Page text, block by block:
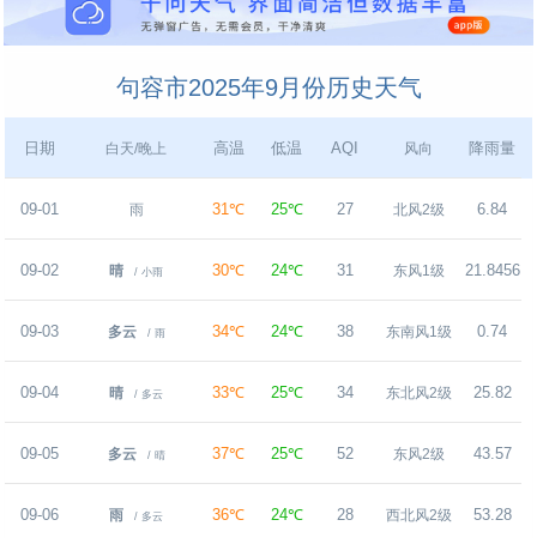
句容市2025年9月份历史天气
日期 白天/晚上 高温 低温 AQI 风向 降雨量
09-01 雨 31℃ 25℃ 27 北风2级 6.84
09-02 晴 / 小雨 30℃ 24℃ 31 东风1级 21.8456
09-03 多云 / 雨 34℃ 24℃ 38 东南风1级 0.74
09-04 晴 / 多云 33℃ 25℃ 34 东北风2级 25.82
09-05 多云 / 晴 37℃ 25℃ 52 东风2级 43.57
09-06 雨 / 多云 36℃ 24℃ 28 西北风2级 53.28